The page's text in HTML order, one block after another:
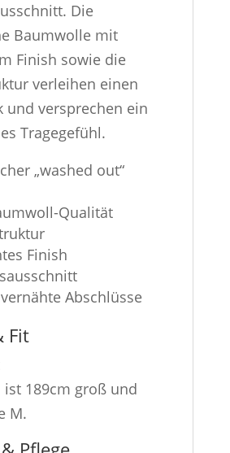
Die
Baumwolle mit
Finish sowie die
verleihen einen
und versprechen ein
Tragegefühl.
„washed out“
Qualität
Finish
Abschlüsse
Fit
ist 189cm groß und
M.